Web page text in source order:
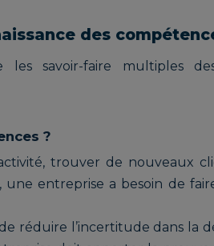
des
savoir-faire multiples
?
trouver de nouveaux
entreprise a besoin de
réduire l’incertitude dans la